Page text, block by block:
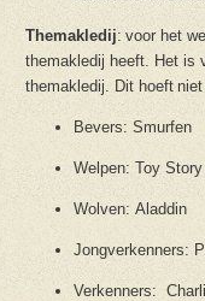
Themakledij: voor het
themakledij heeft. Het is
themakledij. Dit hoeft
Bevers: Smurfen
Welpen: Toy Story
Wolven: Aladdin
Jongverkenners:
Verkenners: